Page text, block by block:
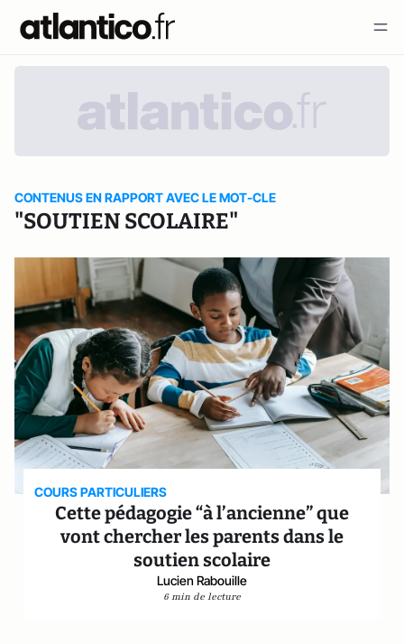
CONTENUS EN RAPPORT AVEC LE MOT-CLE
"SOUTIEN SCOLAIRE"
COURS PARTICULIERS
Cette pédagogie “à l’ancienne” que
vont chercher les parents dans le
soutien scolaire
Lucien Rabouille
6 min de lecture